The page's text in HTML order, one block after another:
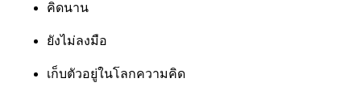
คิดนาน
ยังไม่ลงมือ
เก็บตัวอยู่ในโลกความคิด